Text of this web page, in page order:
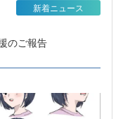
のご報告
新着ニュース